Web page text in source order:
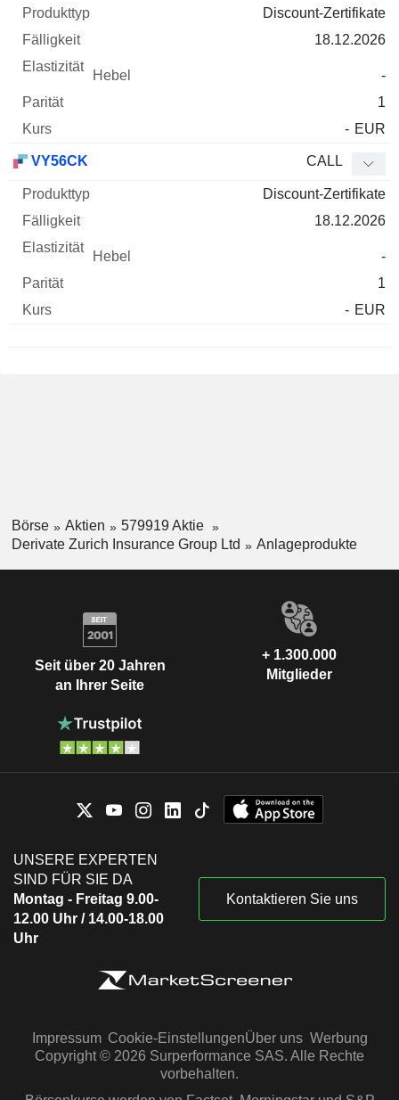
Discount-Zertifikate
18.12.2026
-
1
- EUR
VY56CK CALL
Discount-Zertifikate
18.12.2026
-
1
- EUR
Börse Aktien
579919 Aktie
Derivate Zurich Insurance Group Ltd
Anlageprodukte
Seit über 20 Jahren
an Ihrer Seite
+ 1.300.000
Mitglieder
UNSERE EXPERTEN
SIND FÜR SIE DA
Montag - Freitag 9.00-
12.00 Uhr / 14.00-18.00
Uhr
Kontaktieren Sie uns
Impressum Cookie-EinstellungenÜber uns Werbung
Copyright © 2026 Surperformance SAS. Alle Rechte
vorbehalten.